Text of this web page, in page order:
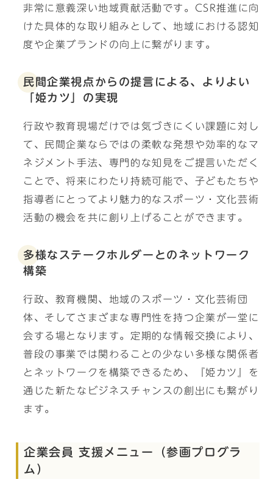
非常に意義深い地域貢献活動です。CSR推進に向
けた具体的な取り組みとして、地域における認知
度や企業ブランドの向上に繋がります。
民間企業視点からの提言による、よりよい
「姫カツ」の実現
行政や教育現場だけでは気づきにくい課題に対し
て、民間企業ならではの柔軟な発想や効率的なマ
ネジメント手法、専門的な知見をご提言いただく
ことで、将来にわたり持続可能で、子どもたちや
指導者にとってより魅力的なスポーツ・文化芸術
活動の機会を共に創り上げることができます。
多様なステークホルダーとのネットワーク
構築
行政、教育機関、地域のスポーツ・文化芸術団
体、そしてさまざまな専門性を持つ企業が一堂に
会する場となります。定期的な情報交換により、
普段の事業では関わることの少ない多様な関係者
とネットワークを構築できるため、『姫カツ』を
通じた新たなビジネスチャンスの創出にも繋がり
ます。
企業会員 支援メニュー（参画プログラ
ム）